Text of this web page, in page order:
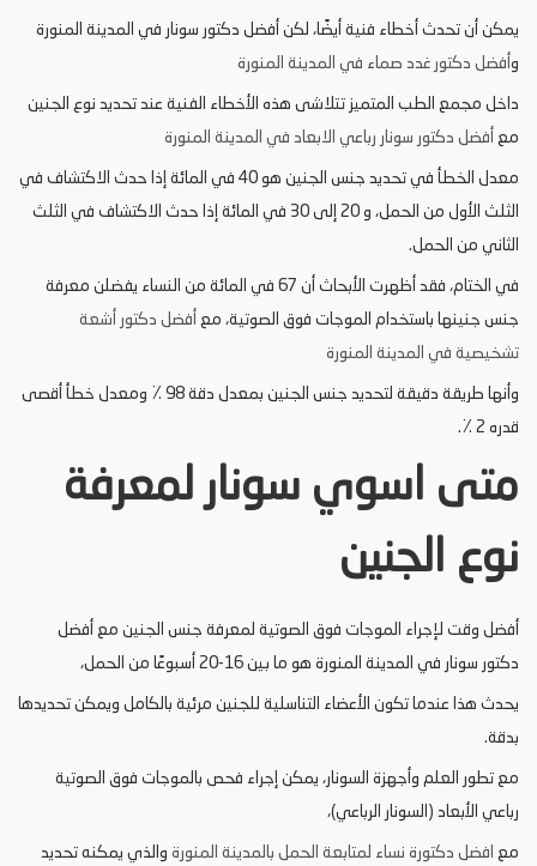
يمكن أن تحدث أخطاء فنية أيضًا، لكن أفضل دكتور سونار في المدينة المنورة
و أفضل دكتور غدد صماء في المدينة المنورة
داخل مجمع الطب المتميز تتلاشى هذه الأخطاء الفنية عند تحديد نوع الجنين
مع أفضل دكتور سونار رباعي الابعاد في المدينة المنورة
معدل الخطأ في تحديد جنس الجنين هو 40 في المائة إذا حدث الاكتشاف في
الثلث الأول من الحمل، و 20 إلى 30 في المائة إذا حدث الاكتشاف في الثلث
الثاني من الحمل.
في الختام، فقد أظهرت الأبحاث أن 67 في المائة من النساء يفضلن معرفة
جنس جنينها باستخدام الموجات فوق الصوتية، مع أفضل دكتور أشعة
تشخيصية في المدينة المنورة
وأنها طريقة دقيقة لتحديد جنس الجنين بمعدل دقة 98 ٪ ومعدل خطأ أقصى
قدره 2 ٪.
متى اسوي سونار لمعرفة
نوع الجنين
أفضل وقت لإجراء الموجات فوق الصوتية لمعرفة جنس الجنين مع أفضل
دكتور سونار في المدينة المنورة هو ما بين 16-20 أسبوعًا من الحمل،
يحدث هذا عندما تكون الأعضاء التناسلية للجنين مرئية بالكامل ويمكن تحديدها
بدقة.
مع تطور العلم وأجهزة السونار، يمكن إجراء فحص بالموجات فوق الصوتية
رباعي الأبعاد (السونار الرباعي)،
مع افضل دكتورة نساء لمتابعة الحمل بالمدينة المنورة والذي يمكنه تحديد